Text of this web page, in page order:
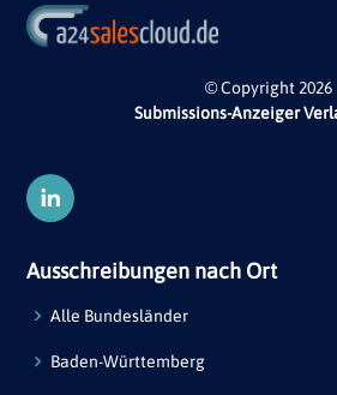
© Copyright 2026
Submissions-Anzeiger
Ausschreibungen nach Ort
Alle Bundesländer
Baden-Württemberg